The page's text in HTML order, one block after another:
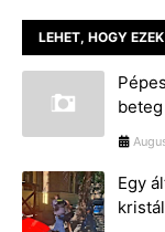
LEHET, HOGY
Egy